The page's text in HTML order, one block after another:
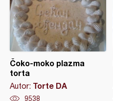
Čoko-moko plazma
torta
Autor: Torte DA
9538